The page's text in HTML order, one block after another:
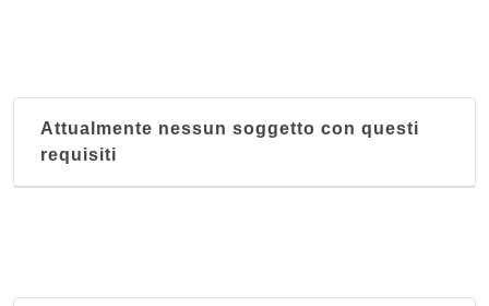
Attualmente nessun soggetto con questi
requisiti